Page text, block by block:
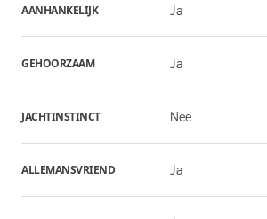
AANHANKELIJK Ja
GEHOORZAAM Ja
JACHTINSTINCT Nee
ALLEMANSVRIEND Ja